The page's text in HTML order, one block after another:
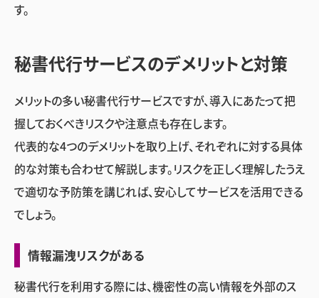
す。
秘書代行サービスのデメリットと対策
メリットの多い秘書代行サービスですが、導入にあたって把
握しておくべきリスクや注意点も存在します。
代表的な4つのデメリットを取り上げ、それぞれに対する具体
的な対策も合わせて解説します。リスクを正しく理解したうえ
で適切な予防策を講じれば、安心してサービスを活用できる
でしょう。
情報漏洩リスクがある
秘書代行を利用する際には、機密性の高い情報を外部のス